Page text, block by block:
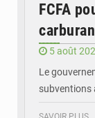
FCFA
5 août
Le
subventions